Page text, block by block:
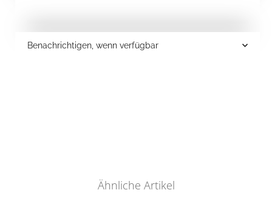
Benachrichtigen, wenn verfügbar
Ähnliche Artikel